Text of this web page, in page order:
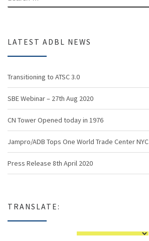
LATEST ADBL NEWS
Transitioning to ATSC 3.0
SBE Webinar – 27th Aug 2020
CN Tower Opened today in 1976
Jampro/ADB Tops One World Trade Center NYC
Press Release 8th April 2020
TRANSLATE: